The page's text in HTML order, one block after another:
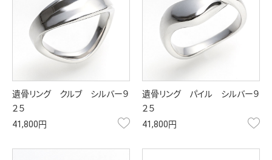
遺骨リング クルブ シルバー９
２５
41,800円
お気に入り
遺骨リング パイル シルバー９
２５
41,800円